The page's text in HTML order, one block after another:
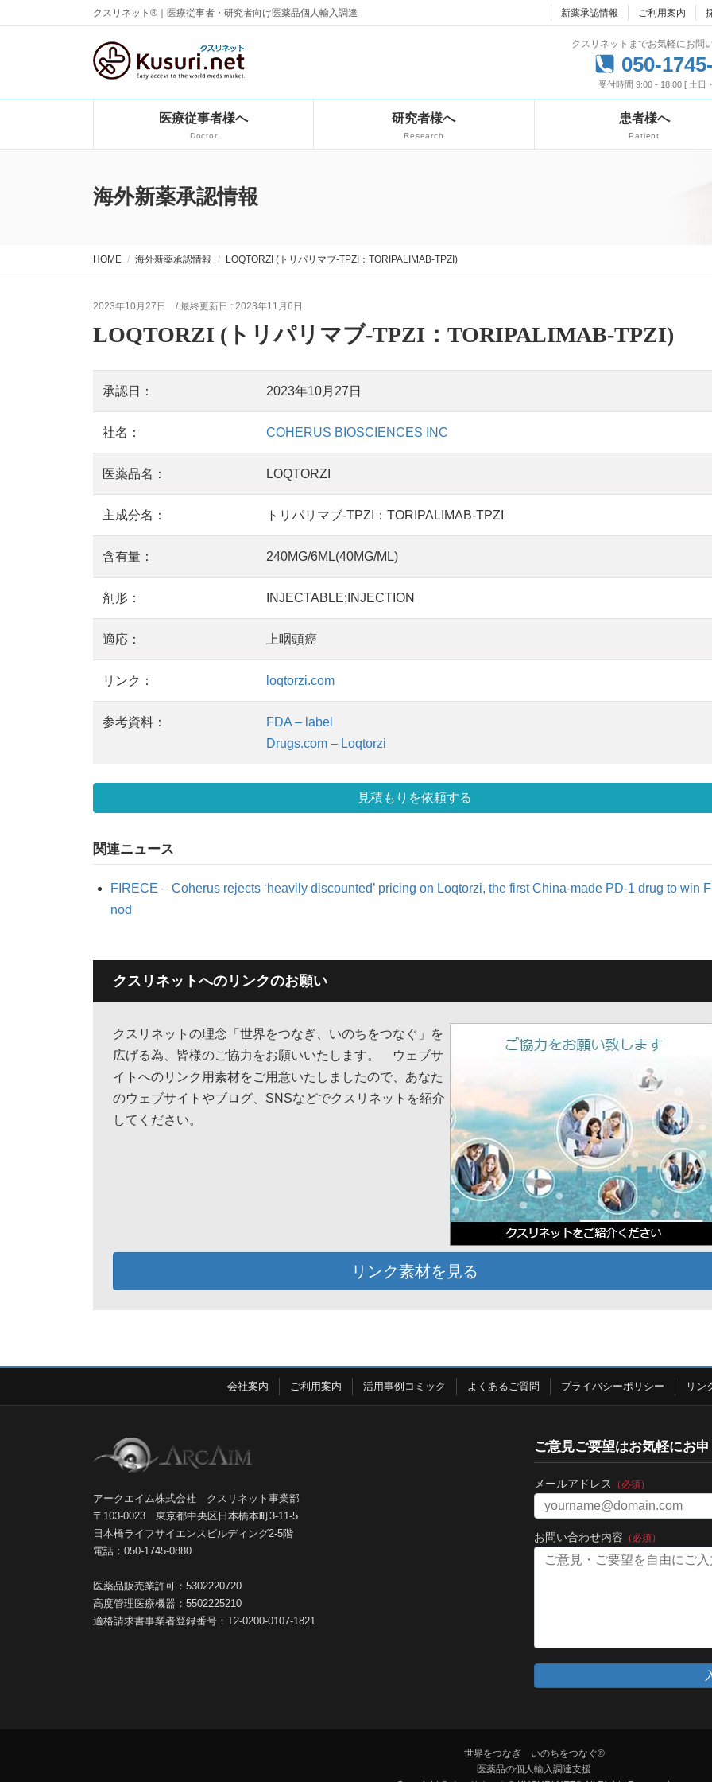
クスリネット®｜医療従事者・研究者向け医薬品個人輸入調達 新薬承認情報 ご利用案内
クスリネットまでお気軽にお問
050-
受付時間 9:00 - 18:00 [ 土日
医療従事者様へ
Doctor
研究者様へ
Research
患者様へ
Patient
海外新薬承認情報
HOME 海外新薬承認情報 LOQTORZI (トリパリマブ-TPZI：TORIPALIMAB-TPZI)
2023年10月27日 / 最終更新日 : 2023年11月6日
LOQTORZI (トリパリマブ-TPZI：TORIPALIMAB-TPZI)
承認日： 2023年10月27日
社名： COHERUS BIOSCIENCES INC
医薬品名： LOQTORZI
主成分名： トリパリマブ-TPZI：TORIPALIMAB-TPZI
含有量： 240MG/6ML(40MG/ML)
剤形： INJECTABLE;INJECTION
適応： 上咽頭癌
リンク： loqtorzi.com
参考資料：
FDA – label
Drugs.com – Loqtorzi
見積もりを依頼する
関連ニュース
FIRECE – Coherus rejects ‘heavily discounted’ pricing on Loqtorzi, the first China-made PD-1 drug to win
nod
クスリネットへのリンクのお願い
クスリネットの理念「世界をつなぎ、いのちをつなぐ」を
広げる為、皆様のご協力をお願いいたします。 ウェブサ
イトへのリンク用素材をご用意いたしましたので、あなた
のウェブサイトやブログ、SNSなどでクスリネットを紹介
してください。
リンク素材を見る
会社案内 ご利用案内 活用事例コミック よくあるご質問 プライバシーポリシー リン
アークエイム株式会社 クスリネット事業部
〒103-0023 東京都中央区日本橋本町3-11-5
日本橋ライフサイエンスビルディング2-5階
電話：050-1745-0880
医薬品販売業許可：5302220720
高度管理医療機器：5502225210
適格請求書事業者登録番号：T2-0200-0107-1821
ご意見ご要望はお気軽にお
メールアドレス （必須）
お問い合わせ内容 （必須）
世界をつなぎ いのちをつなぐ®
医薬品の個人輸入調達支援